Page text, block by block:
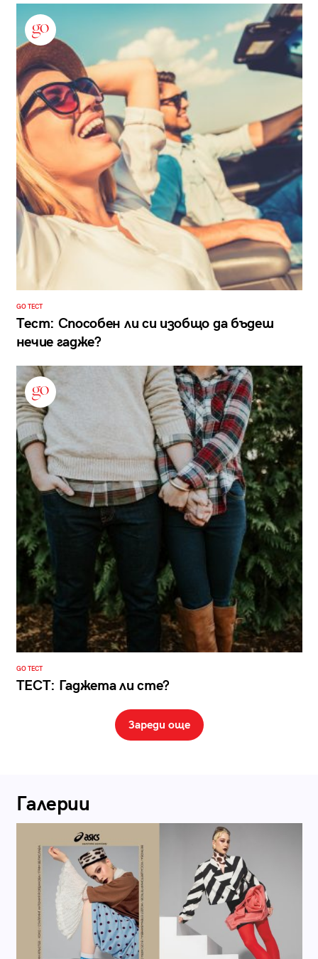
GO ТЕСТ
Тест: Способен ли си изобщо да бъдеш
нечие гадже?
GO ТЕСТ
ТЕСТ: Гаджета ли сте?
Зареди още
Галерии